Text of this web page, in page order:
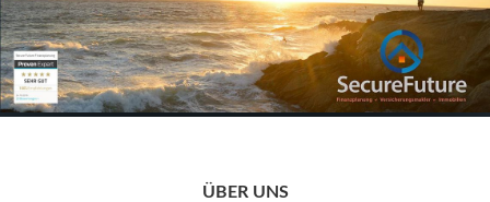
ÜBER UNS